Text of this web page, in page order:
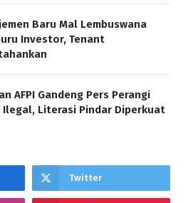
Baru Mal Lembuswana
Investor, Tenant
AFPI Gandeng Pers Perangi
Ilegal, Literasi Pindar Diperkuat
Twitter